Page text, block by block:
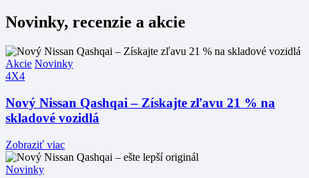
Novinky, recenzie a akcie
Akcie Novinky
4X4
Nový Nissan Qashqai – Získajte zľavu 21 % na
skladové vozidlá
Zobraziť viac
Novinky